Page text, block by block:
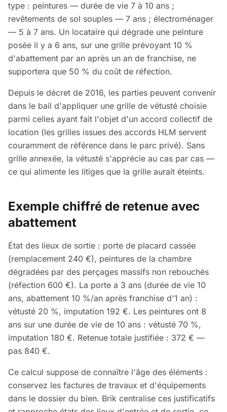
type : peintures — durée de vie 7 à 10 ans ;
revêtements de sol souples — 7 ans ; électroménager
— 5 à 7 ans. Un locataire qui dégrade une peinture
posée il y a 6 ans, sur une grille prévoyant 10 %
d'abattement par an après un an de franchise, ne
supportera que 50 % du coût de réfection.
Depuis le décret de 2016, les parties peuvent convenir
dans le bail d'appliquer une grille de vétusté choisie
parmi celles ayant fait l'objet d'un accord collectif de
location (les grilles issues des accords HLM servent
couramment de référence dans le parc privé). Sans
grille annexée, la vétusté s'apprécie au cas par cas —
ce qui alimente les litiges que la grille aurait éteints.
Exemple chiffré de retenue avec
abattement
État des lieux de sortie : porte de placard cassée
(remplacement 240 €), peintures de la chambre
dégradées par des perçages massifs non rebouchés
(réfection 600 €). La porte a 3 ans (durée de vie 10
ans, abattement 10 %/an après franchise d'1 an) :
vétusté 20 %, imputation 192 €. Les peintures ont 8
ans sur une durée de vie de 10 ans : vétusté 70 %,
imputation 180 €. Retenue totale justifiée : 372 € —
pas 840 €.
Ce calcul suppose de connaître l'âge des éléments :
conservez les factures de travaux et d'équipements
dans le dossier du bien. Brik centralise ces justificatifs